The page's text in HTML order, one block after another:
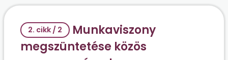
2. cikk / 2
Munkaviszony
megszüntetése közös